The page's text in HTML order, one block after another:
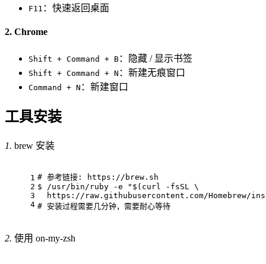
F11 ：快速返回桌面
2. Chrome
Shift + Command + B ：隐藏 / 显示书签
Shift + Command + N ：新建无痕窗口
Command + N ：新建窗口
工具安装
1. brew 安装
1
2
3
4
# 参考链接: https://brew.sh
$
/usr/bin/ruby -e " $(curl -fsSL \
https://raw.githubusercontent.com/Homebrew/
# 安装过程需要几分钟，需要耐心等待
2. 使用 on-my-zsh